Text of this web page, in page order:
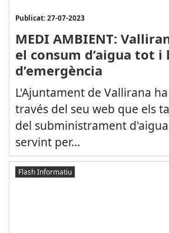
Publicat: 27-07-2023
MEDI AMBIENT:
el consum d’aigua tot i
d’emergència
L'Ajuntament de Vallirana
través del seu web que els
del subministrament
servint per...
Flash Informatiu